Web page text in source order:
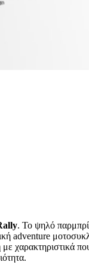
. Το ψηλό
adventure
χαρακτηριστικά